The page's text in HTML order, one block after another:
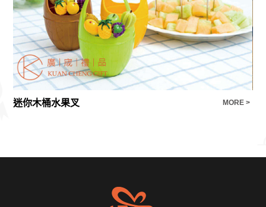
迷你木桶水果叉 MORE >